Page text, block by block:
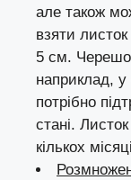
але також
взяти
5 см.
наприклад, у
потрібно
стані.
кількох